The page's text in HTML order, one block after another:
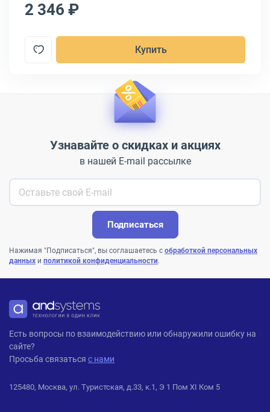
2 346 ₽
Купить
Узнавайте о скидках и акциях
в нашей E-mail рассылке
Подписаться
Нажимая "Подписаться", вы соглашаетесь с обработкой персональных
данных и политикой конфиденциальности.
ANDPRO
Есть вопросы по взаимодействию или обнаружили ошибку на
сайте?
Просьба связаться с нами
125480, Москва, ул. Туристская, д.33, к.1, Э 1 Пом XI Ком 5